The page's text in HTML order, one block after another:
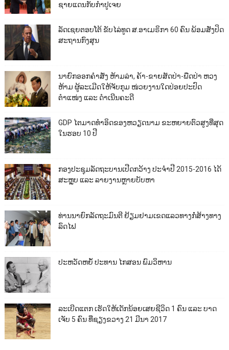
ຊາຍແດນກັບກຳປູເຈຍ
ລັດເຊຍຕອບໂຕ້ ຂັບໄລ່ທູດ ສ.ອາເມຣິກາ 60 ຄົນ ພ້ອມສັ່ງປິດ
ສະຖານກົງສຸນ
ນາຍົກອອກຄຳສັ່ງ ຫ້າມລ່າ, ຄ້າ-ຂາຍສັດປ່າ-ພືດປ່າ ຫວງ
ຫ້າມ ຜູ້ລະເມີດໃຫ້ຈັບກຸມ ໜ່ວຍງານໃດປ່ອຍປະປົດ
ຕຳແໜ່ງ ແລະ ດຳເນີນຄະດີ
GDP ໄຕມາດທຳອິດຂອງຫວຽດນາມ ຂະຫຍາຍຕົວສູງທີ່ສຸດ
ໃນຮອບ 10​ ປີ
ກອງປະຊຸມລັດຖະບານເປີດກວ້າງ ປະຈຳປີ 2015-2016 ໄດ້
ສະຫຼຸບ ແລະ ລາຍງານຫຼາຍບັບຫາ
ທ່ານນາຍົກລັດຖະມົນຕີ ຢ້ຽມຢາມເຂດແລວທາງກໍ່ສ້າງທາງ
ລົດໄຟ
ປະຫວັດຫຍໍ້ ປະທານ ໄກສອນ ພົມວິຫານ
ລະເບີດແຕກ ເຮັດໃຫ້ເດັກນ້ອຍເສຍຊີວິດ 1 ຄົນ ແລະ ບາດ
ເຈັບ 5 ຄົນ ທີ່ຊຽງຂວາງ 21 ມີນາ 2017